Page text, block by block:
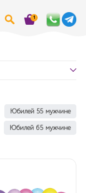
1
Юбилей 55 мужчине
Юбилей 65 мужчине